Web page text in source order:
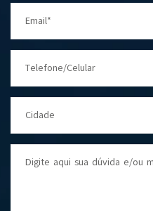
Email*
Telefone/Celular
Cidade
Digite aqui sua dúvida e/ou